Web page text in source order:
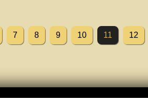
7 8 9 10 11 12